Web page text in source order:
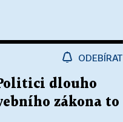
ODEBÍRAT
dlouho
zákona to